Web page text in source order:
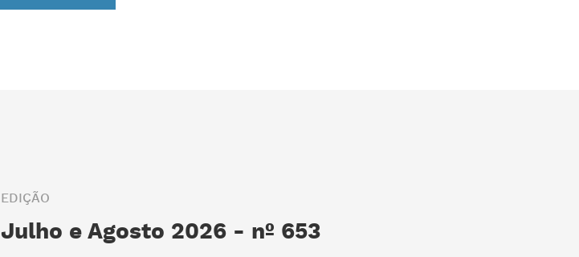
EDIÇÃO
Julho e Agosto 2026 - nº 653